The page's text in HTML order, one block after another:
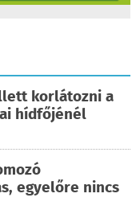
korlátozni a
hídfőjénél
egyelőre nincs